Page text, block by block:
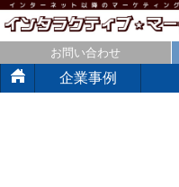
お問い合わせ
企業事例